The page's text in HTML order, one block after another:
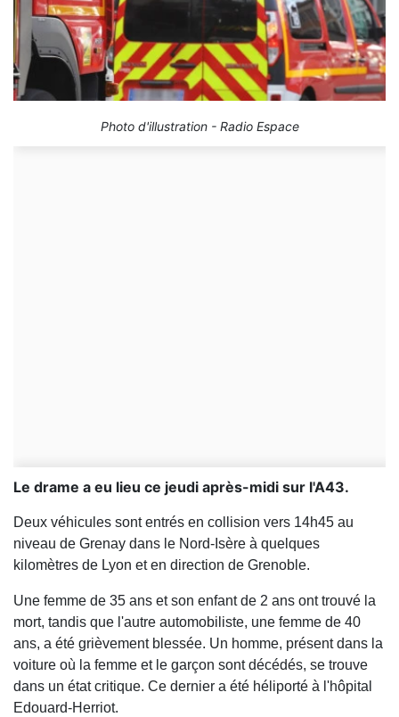
Photo d'illustration - Radio Espace
Le drame a eu lieu ce jeudi après-midi sur l'A43.
Deux véhicules sont entrés en collision vers 14h45 au
niveau de Grenay dans le Nord-Isère à quelques
kilomètres de Lyon et en direction de Grenoble.
Une femme de 35 ans et son enfant de 2 ans ont trouvé la
mort, tandis que l'autre automobiliste, une femme de 40
ans, a été grièvement blessée. Un homme, présent dans la
voiture où la femme et le garçon sont décédés, se trouve
dans un état critique. Ce dernier a été héliporté à l'hôpital
Edouard-Herriot.